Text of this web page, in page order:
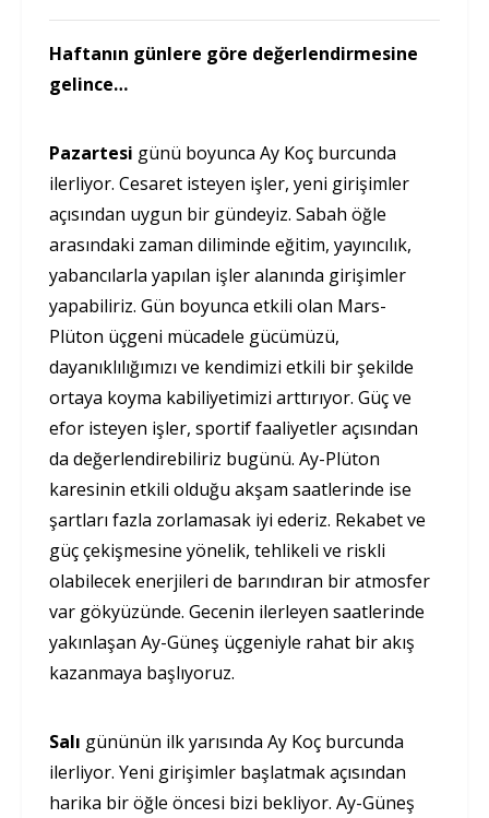
Haftanın günlere göre değerlendirmesine
gelince…
Pazartesi günü boyunca Ay Koç burcunda
ilerliyor. Cesaret isteyen işler, yeni girişimler
açısından uygun bir gündeyiz. Sabah öğle
arasındaki zaman diliminde eğitim, yayıncılık,
yabancılarla yapılan işler alanında girişimler
yapabiliriz. Gün boyunca etkili olan Mars-
Plüton üçgeni mücadele gücümüzü,
dayanıklılığımızı ve kendimizi etkili bir şekilde
ortaya koyma kabiliyetimizi arttırıyor. Güç ve
efor isteyen işler, sportif faaliyetler açısından
da değerlendirebiliriz bugünü. Ay-Plüton
karesinin etkili olduğu akşam saatlerinde ise
şartları fazla zorlamasak iyi ederiz. Rekabet ve
güç çekişmesine yönelik, tehlikeli ve riskli
olabilecek enerjileri de barındıran bir atmosfer
var gökyüzünde. Gecenin ilerleyen saatlerinde
yakınlaşan Ay-Güneş üçgeniyle rahat bir akış
kazanmaya başlıyoruz.
Salı gününün ilk yarısında Ay Koç burcunda
ilerliyor. Yeni girişimler başlatmak açısından
harika bir öğle öncesi bizi bekliyor. Ay-Güneş